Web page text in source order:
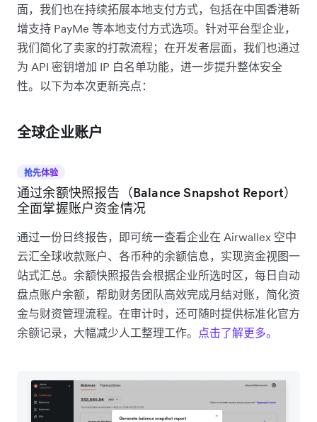
面，我们也在持续拓展本地支付方式，包括在中国香港新
增支持 PayMe 等本地支付方式选项。针对平台型企业，
我们简化了卖家的打款流程；在开发者层面，我们也通过
为 API 密钥增加 IP 白名单功能，进一步提升整体安全
性。以下为本次更新亮点：
全球企业账户
抢先体验
通过余额快照报告（Balance Snapshot Report）
全面掌握账户资金情况
通过一份日终报告，即可统一查看企业在 Airwallex 空中
云汇全球收款账户、各币种的余额信息，实现资金视图一
站式汇总。余额快照报告会根据企业所选时区，每日自动
盘点账户余额，帮助财务团队高效完成月结对账，简化资
金与财资管理流程。在审计时，还可随时提供标准化官方
余额记录，大幅减少人工整理工作。 点击了解更多。